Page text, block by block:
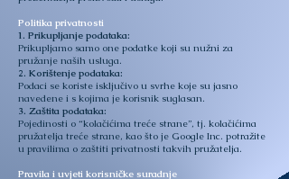
Politika privatnosti
1. Prikupljanje podataka:
Prikupljamo samo one podatke koji su nužni za
pružanje naših usluga.
2. Korištenje podataka:
Podaci se koriste isključivo u svrhe koje su jasno
navedene i s kojima je korisnik suglasan.
3. Zaštita podataka:
Pojedinosti o “kolačićima treće strane”, tj. kolačićima
pružatelja treće strane, kao što je Google Inc. potražite
u pravilima o zaštiti privatnosti takvih pružatelja.
Pravila i uvjeti korisničke suradnje